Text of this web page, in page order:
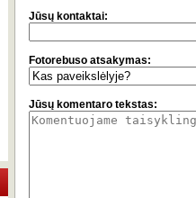
Jūsų kontaktai:
Fotorebuso atsakymas:
Jūsų komentaro tekstas: